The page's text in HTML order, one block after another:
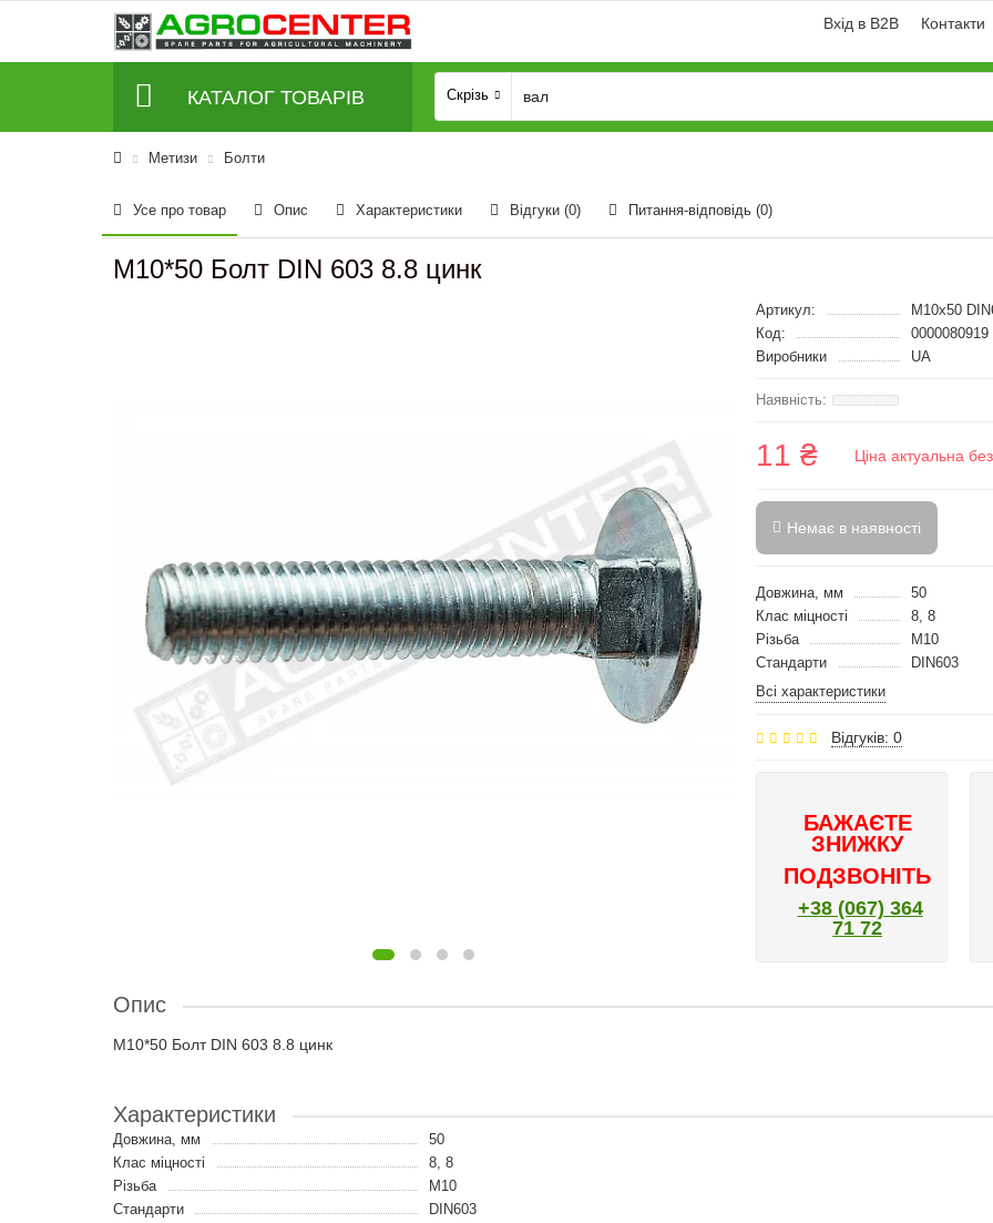
Вхід в B2B Контакти
КАТАЛОГ ТОВАРІВ Скрізь
Метизи Болти
Усе про товар Опис Характеристики Відгуки (0) Питання-відповідь (0)
M10*50 Болт DIN 603 8.8 цинк
Артикул:
M10x50
Код:
0000080919
Виробники
UA
11 ₴ Ціна актуальна
Немає в наявності
Довжина, мм
50
Клас міцності
8, 8
Різьба
M10
Стандарти
DIN603
Всі характеристики
Відгуків: 0
БАЖАЄТЕ
ЗНИЖКУ
ПОДЗВОНІТЬ
+38 (067) 364
71 72
Опис
M10*50 Болт DIN 603 8.8 цинк
Характеристики
Довжина, мм
50
Клас міцності
8, 8
Різьба
M10
Стандарти
DIN603